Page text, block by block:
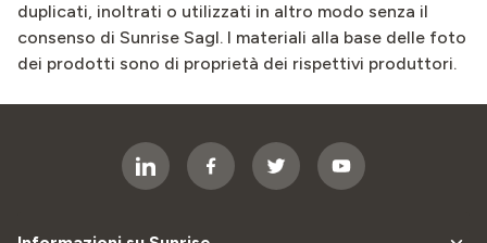
duplicati, inoltrati o utilizzati in altro modo senza il
consenso di Sunrise Sagl. I materiali alla base delle foto
dei prodotti sono di proprietà dei rispettivi produttori.